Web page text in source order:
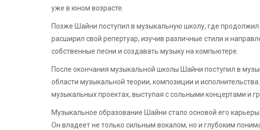
уже в юном возрасте.
Позже Шайни поступил в музыкальную школу, где
расширил свой репертуар, изучив различные стили и
собственные песни и создавать музыку на компьютере.
После окончания музыкальной школы Шайни поступил в
области музыкальной теории, композиции и
музыкальных проектах, выступая с сольными концертами и
Музыкальное образование Шайни стало основой его
Он владеет не только сильным вокалом, но и глубоким